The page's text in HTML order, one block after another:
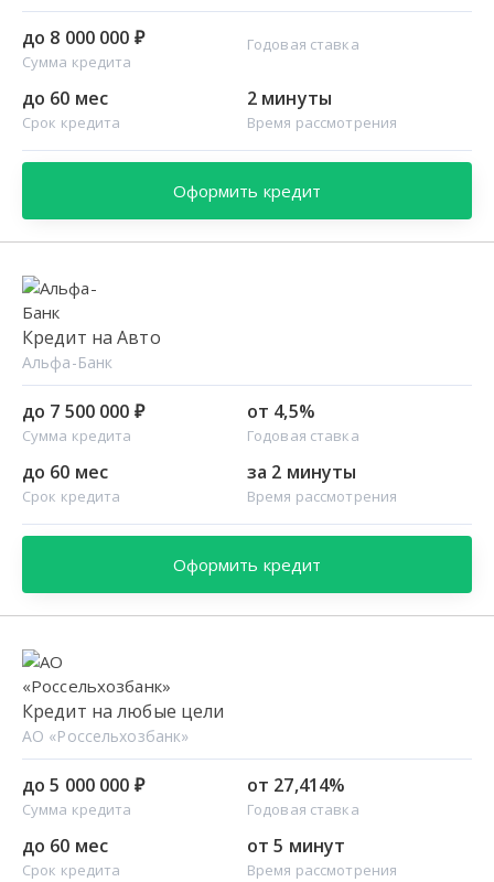
до 8 000 000 ₽
Сумма кредита
Годовая ставка
до 60 мес
Срок кредита
2 минуты
Время рассмотрения
Оформить кредит
Кредит на Авто
Альфа-Банк
до 7 500 000 ₽
Сумма кредита
от 4,5%
Годовая ставка
до 60 мес
Срок кредита
за 2 минуты
Время рассмотрения
Оформить кредит
Кредит на любые цели
АО «Россельхозбанк»
до 5 000 000 ₽
Сумма кредита
от 27,414%
Годовая ставка
до 60 мес
Срок кредита
от 5 минут
Время рассмотрения